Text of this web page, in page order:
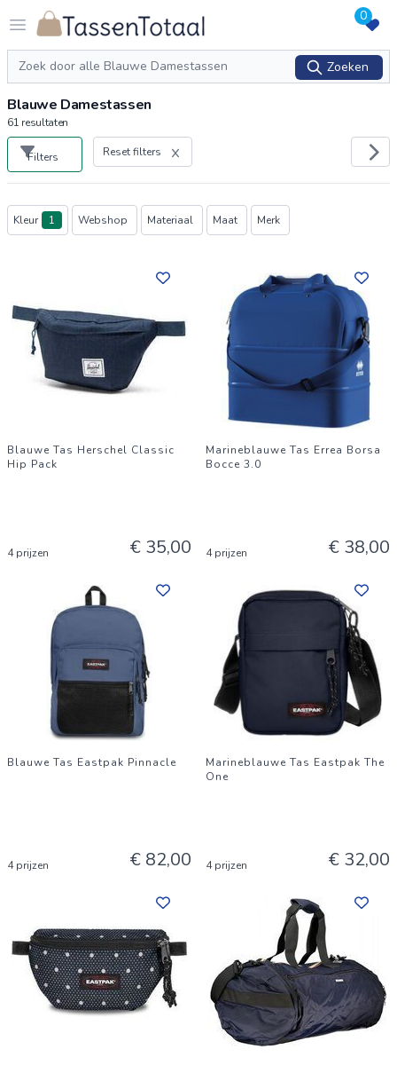
Open menu
Logo Tassentotaal.nl 0
Zoeken
Zoeken
Blauwe Damestassen
61 resultaten
Filters Reset filters
Producten
Kleur 1 Webshop Materiaal Maat Merk
Blauwe Tas Herschel Classic
Hip Pack
4 prijzen € 35,00
Marineblauwe Tas Errea Borsa
Bocce 3.0
4 prijzen € 38,00
Blauwe Tas Eastpak Pinnacle
4 prijzen € 82,00
Marineblauwe Tas Eastpak The
One
4 prijzen € 32,00